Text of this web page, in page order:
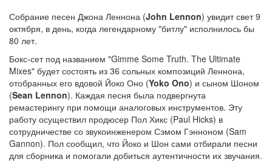
Собрание песен Джона Леннона (John Lennon) увидит свет 9
октября, в день, когда легендарному "битлу" исполнилось бы
80 лет.
Бокс-сет под названием "Gimme Some Truth. The Ultimate
Mixes" будет состоять из 36 сольных композиций Леннона,
отобранных его вдовой Йоко Оно (Yoko Ono) и сыном Шоном
(Sean Lennon). Каждая песня была подвергнута
ремастерингу при помощи аналоговых инструментов. Эту
работу осуществил продюсер Пол Хикс (Paul Hicks) в
сотрудничестве со звукоинженером Сэмом Гэнноном (Sam
Gannon). Пол сообщил, что Йоко и Шон сами отбирали песни
для сборника и помогали добиться аутентичности их звучания.